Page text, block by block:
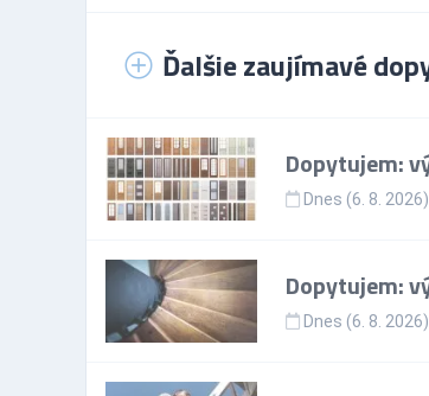
Ďalšie zaujímavé
Dopytujem:
Dnes (6. 8. 2026)
Dopytujem:
Dnes (6. 8. 2026)